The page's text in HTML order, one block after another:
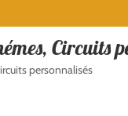
Circuits
personnalisés